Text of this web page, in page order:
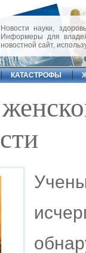
Новости науки,
Информеры для
новостной сайт,
КАТАСТРОФЫ